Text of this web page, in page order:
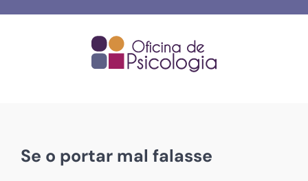
Se o portar mal falasse